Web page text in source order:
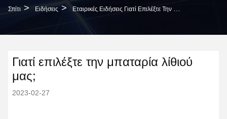
Σπίτι > Ειδήσεις > Εταιρικές Ειδήσεις Γιατί Επιλέξτε Την Μπαταρία Λίθιού Μας;
Γιατί επιλέξτε την μπαταρία λίθιού
μας;
2023-02-27